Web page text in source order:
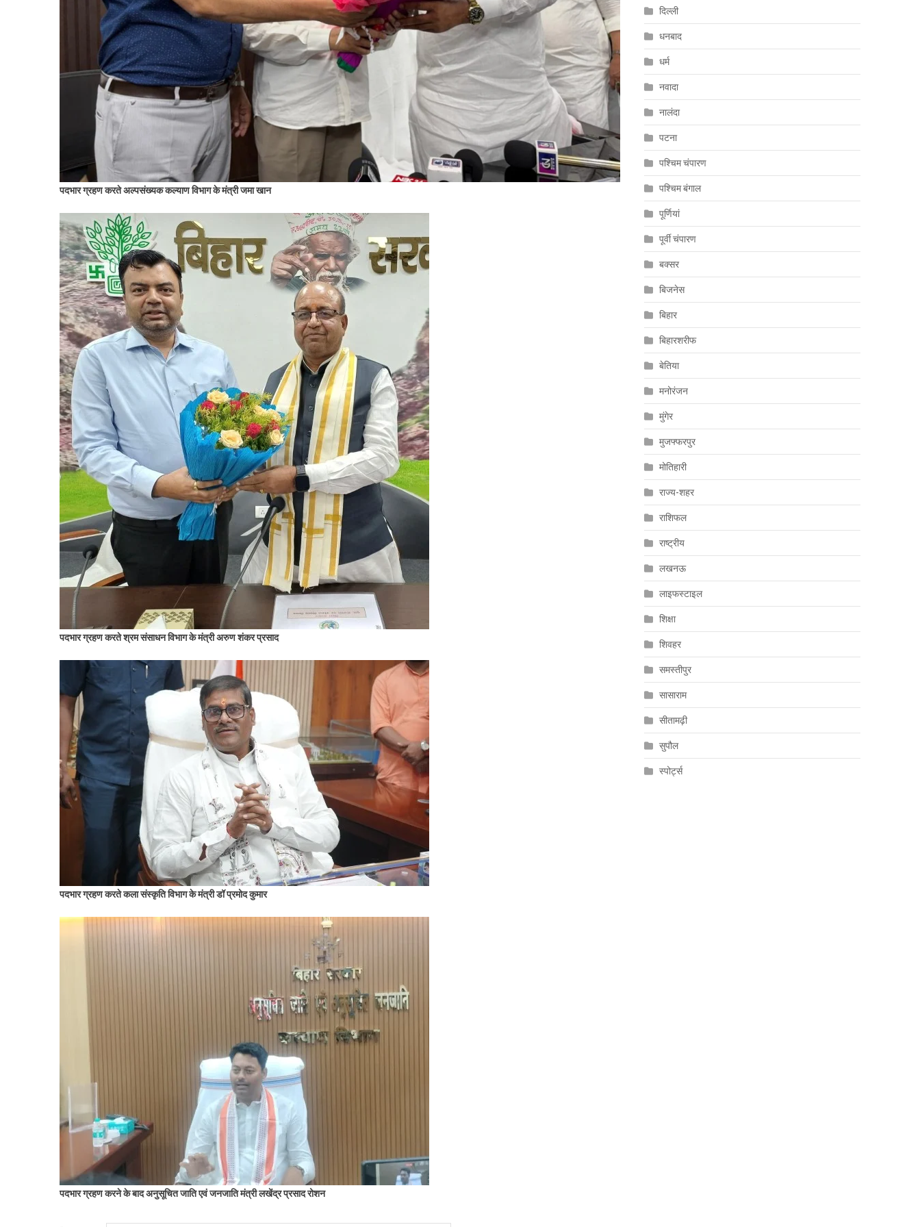
पदभार ग्रहण करते अल्पसंख्यक कल्याण विभाग के मंत्री जमाखान
पदभार ग्रहण करते श्रम संसाधन विभाग के मंत्री अरुण शंकर प्रसाद
पदभार ग्रहण करते कला संस्कृति विभाग के मंत्री डॉप्रमोद कुमार
पदभार ग्रहण करने के बाद अनुसूचित जाति एवं जनजाति मंत्री लखेंद्र प्रसाद रोशन
दिल्ली
धनबाद
धर्म
नवादा
नालंदा
पटना
पश्चिम चंपारण
पश्चिम बंगाल
पूर्णियां
पूर्वी चंपारण
बक्सर
बिजनेस
बिहार
बिहारशरीफ
बेतिया
मनोरंजन
मुंगेर
मुजफ्फरपुर
मोतिहारी
राज्य-शहर
राशिफल
राष्ट्रीय
लखनऊ
लाइफस्टाइल
शिक्षा
शिवहर
समस्तीपुर
सासाराम
सीतामढ़ी
सुपौल
स्पोर्ट्स